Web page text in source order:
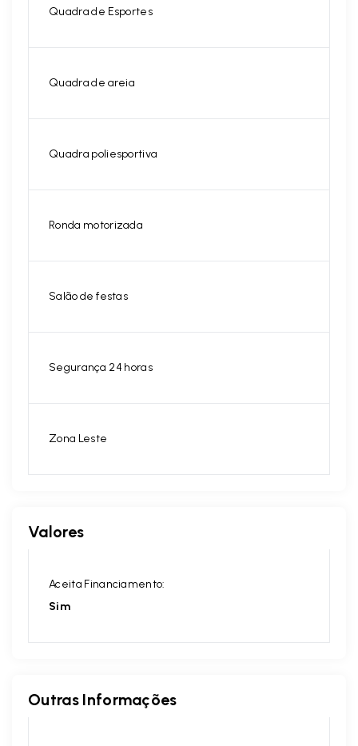
Quadra de Esportes
Quadra de areia
Quadra poliesportiva
Ronda motorizada
Salão de festas
Segurança 24 horas
Zona Leste
Valores
Aceita Financiamento:
Sim
Outras Informações